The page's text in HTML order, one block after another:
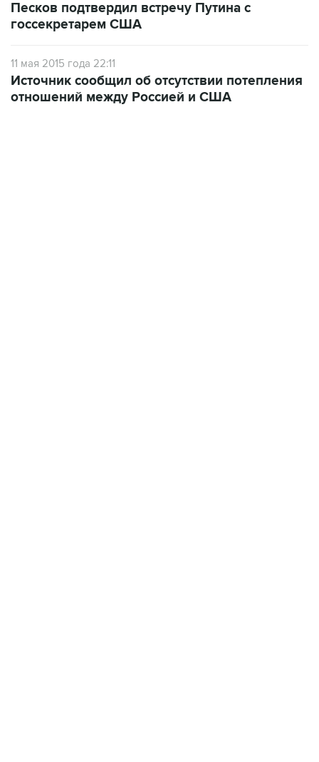
Песков подтвердил встречу Путина с
госсекретарем США
11 мая 2015 года 22:11
Источник сообщил об отсутствии потепления
отношений между Россией и США